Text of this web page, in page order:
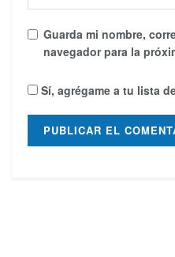
Guarda mi nombre,
navegador para la
Sí, agrégame a tu lista